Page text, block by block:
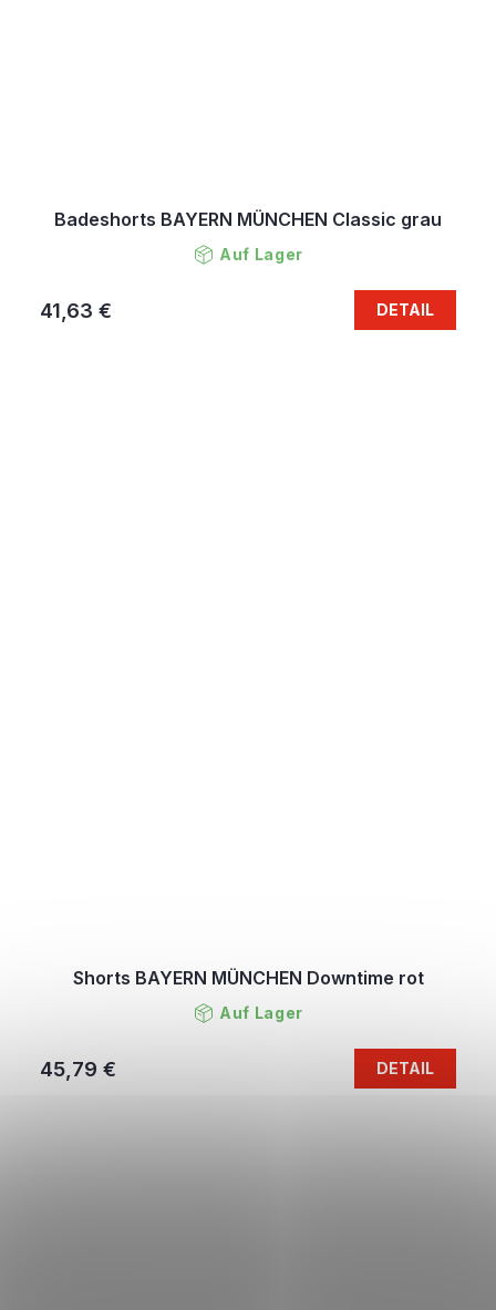
Badeshorts BAYERN MÜNCHEN Classic grau
Auf Lager
41,63 € DETAIL
Shorts BAYERN MÜNCHEN Downtime rot
Auf Lager
45,79 € DETAIL